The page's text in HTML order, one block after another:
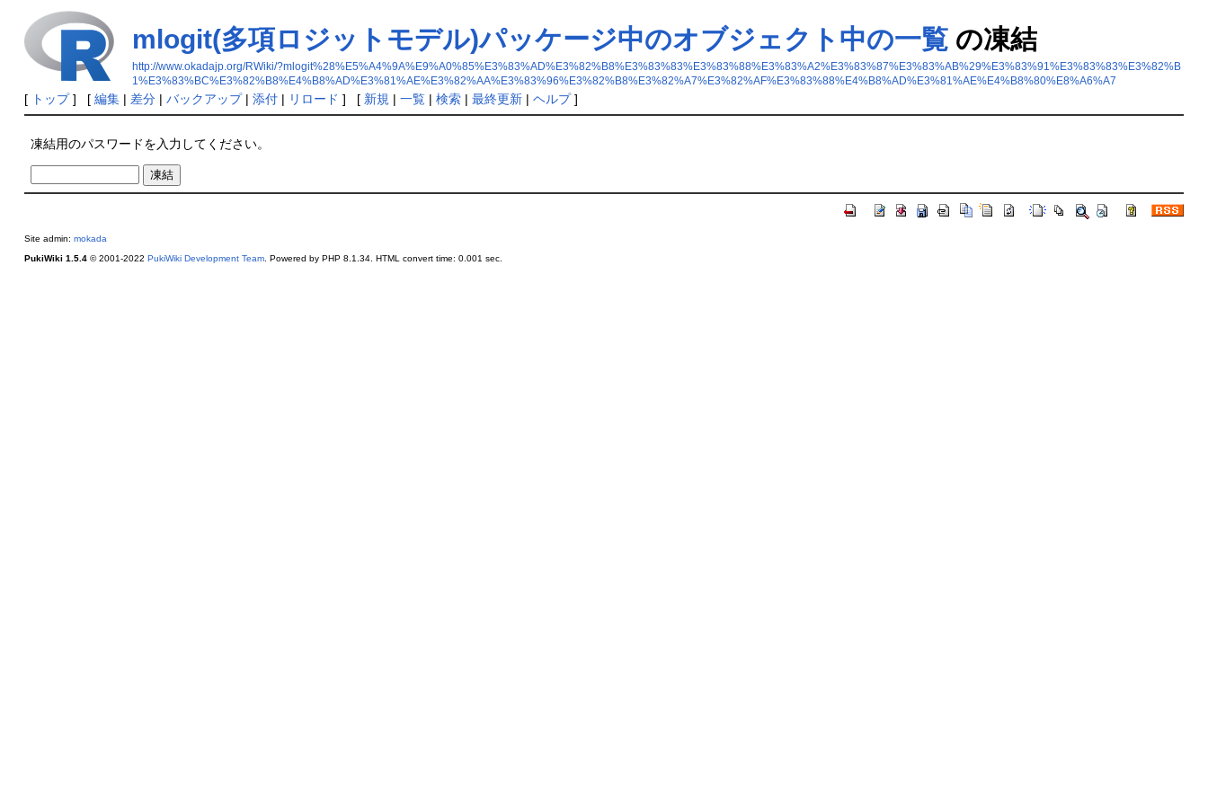
mlogit(多項ロジットモデル)パッケージ中のオブジェクト中の一覧の凍結
http://www.okadajp.org/RWiki/?mlogit%28%E5%A4%9A%E9%A0%85%E3%83%AD%E3%82%B8%E3%83%83%E3%83%88%E3%83%A2%E3%83%87%E3%83%AB%29%E3%83%91%E3%83%83%E3%82%B
1%E3%83%BC%E3%82%B8%E4%B8%AD%E3%81%AE%E3%82%AA%E3%83%96%E3%82%B8%E3%82%A7%E3%82%AF%E3%83%88%E4%B8%AD%E3%81%AE%E4%B8%80%E8%A6%A7
[ トップ] [ 編集| 差分| バックアップ| 添付| リロード ] [ 新規 | 一覧| 検索| 最終更新| ヘルプ]
凍結用のパスワードを入力してください。
Site admin: mokada
PukiWiki 1.5.4© 2001-2022 PukiWiki Development Team. Powered by PHP 8.1.34. HTML convert time: 0.001 sec.